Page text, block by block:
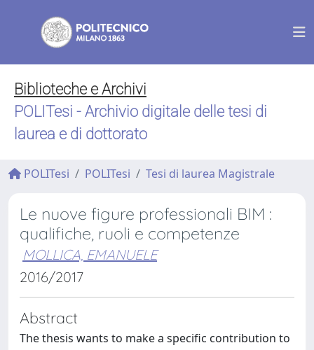
Biblioteche e Archivi
POLITesi - Archivio digitale delle tesi di
laurea e di dottorato
POLITesi POLITesi Tesi di laurea Magistrale
Le nuove figure professionali BIM :
qualifiche, ruoli e competenze
MOLLICA, EMANUELE
2016/2017
Abstract
The thesis wants to make a specific contribution to